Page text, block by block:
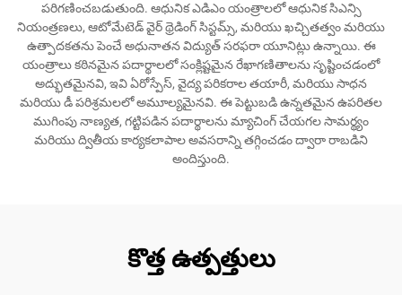
పరిగణించబడుతుంది. ఆధునిక ఎడిఎం యంత్రాలలో ఆధునిక సిఎన్సి
నియంత్రణలు, ఆటోమేటెడ్ వైర్ థ్రెడింగ్ సిస్టమ్స్, మరియు ఖచ్చితత్వం మరియు
ఉత్పాదకతను పెంచే అధునాతన విద్యుత్ సరఫరా యూనిట్లు ఉన్నాయి. ఈ
యంత్రాలు కఠినమైన పదార్థాలలో సంక్లిష్టమైన రేఖాగణితాలను సృష్టించడంలో
అద్భుతమైనవి, ఇవి ఏరోస్పేస్, వైద్య పరికరాల తయారీ, మరియు సాధన
మరియు డీ పరిశ్రమలలో అమూల్యమైనవి. ఈ పెట్టుబడి ఉన్నతమైన ఉపరితల
ముగింపు నాణ్యత, గట్టిపడిన పదార్థాలను మ్యాచింగ్ చేయగల సామర్థ్యం
మరియు ద్వితీయ కార్యకలాపాల అవసరాన్ని తగ్గించడం ద్వారా రాబడిని
అందిస్తుంది.
కొత్త ఉత్పత్తులు